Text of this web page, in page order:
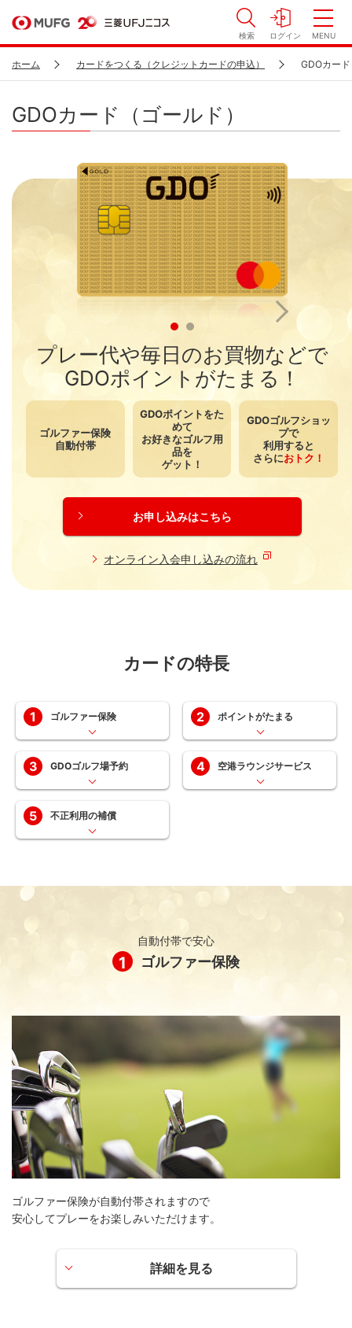
検索 ログイン MENU
ホーム カードをつくる（クレジットカードの申込） GDOカー
GDOカード（ゴールド）
プレー代や毎日のお買物などで
GDOポイントがたまる！
ゴルファー保険
自動付帯
GDOポイントをた
めて
お好きなゴルフ用
品を
ゲット！
GDOゴルフショッ
プで
利用すると
さらにおトク！
お申し込みはこちら
オンライン入会申し込みの流れ
カードの特長
1 ゴルファー保険 2 ポイントがたまる
3 GDOゴルフ場予約 4 空港ラウンジサービス
5 不正利用の補償
自動付帯で安心
1 ゴルファー保険
ゴルファー保険が自動付帯されますので
安心してプレーをお楽しみいただけます。
詳細を見る